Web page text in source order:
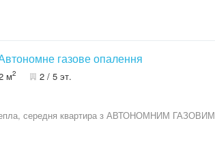
кім. кв р-н Хіммаш Автономне газове опалення
м2 2 / 5 эт.